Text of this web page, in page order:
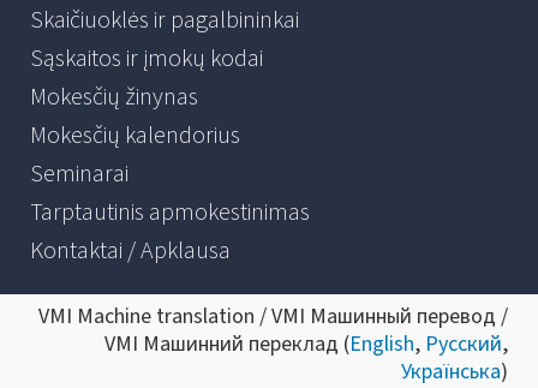
Skaičiuoklės ir pagalbininkai
Sąskaitos ir įmokų kodai
Mokesčių žinynas
Mokesčių kalendorius
Seminarai
Tarptautinis apmokestinimas
Kontaktai / Apklausa
VMI Machine translation / VMI Машинный перевод /
VMI Машинний переклад (English, Русский,
Українська)